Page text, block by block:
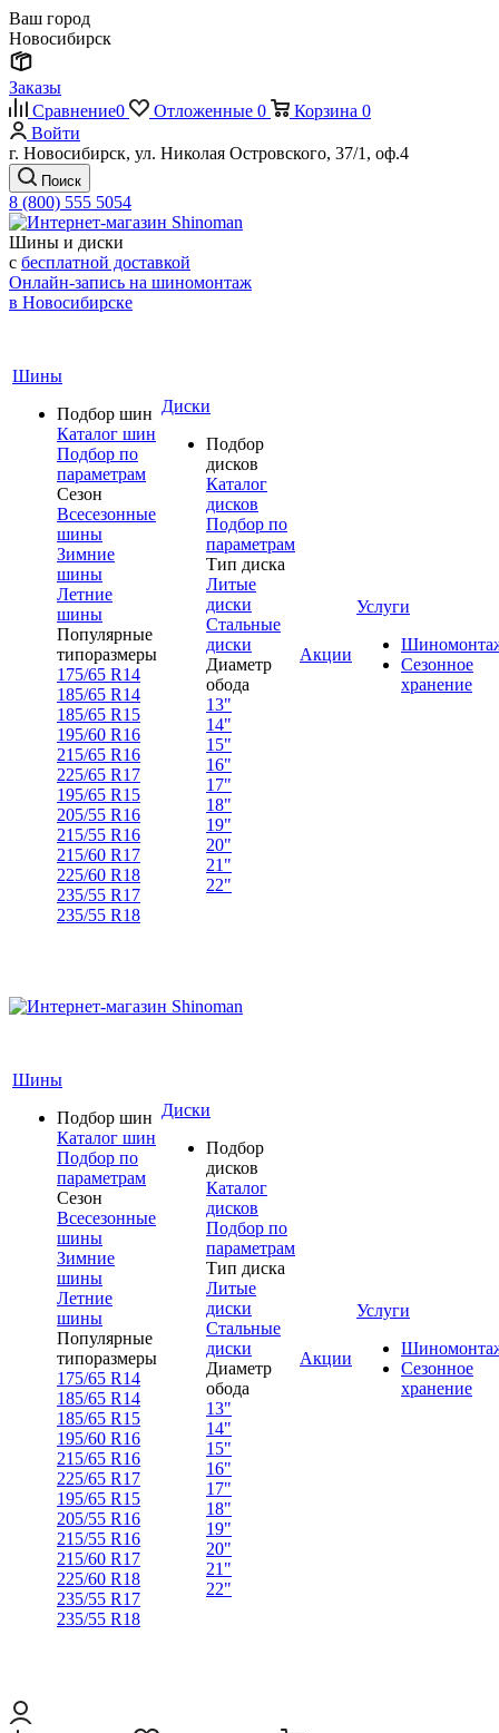
Ваш город
Новосибирск
Заказы
Сравнение0 Отложенные 0 Корзина 0
Войти
г. Новосибирск, ул. Николая Островского, 37/1, оф.4
Поиск
8 (800) 555 5054
Шины и диски
с бесплатной доставкой
Онлайн-запись на шиномонтаж
в Новосибирске
Шины
Подбор шин
Каталог шин
Подбор по
параметрам
Сезон
Всесезонные
шины
Зимние
шины
Летние
шины
Популярные
типоразмеры
175/65 R14
185/65 R14
185/65 R15
195/60 R16
215/65 R16
225/65 R17
195/65 R15
205/55 R16
215/55 R16
215/60 R17
225/60 R18
235/55 R17
235/55 R18
Диски
Подбор
дисков
Каталог
дисков
Подбор по
параметрам
Тип диска
Литые
диски
Стальные
диски
Диаметр
обода
13"
14"
15"
16"
17"
18"
19"
20"
21"
22"
Акции
Услуги
Сезонное
хранение
Шины
Подбор шин
Каталог шин
Подбор по
параметрам
Сезон
Всесезонные
шины
Зимние
шины
Летние
шины
Популярные
типоразмеры
175/65 R14
185/65 R14
185/65 R15
195/60 R16
215/65 R16
225/65 R17
195/65 R15
205/55 R16
215/55 R16
215/60 R17
225/60 R18
235/55 R17
235/55 R18
Диски
Подбор
дисков
Каталог
дисков
Подбор по
параметрам
Тип диска
Литые
диски
Стальные
диски
Диаметр
обода
13"
14"
15"
16"
17"
18"
19"
20"
21"
22"
Акции
Услуги
Сезонное
хранение